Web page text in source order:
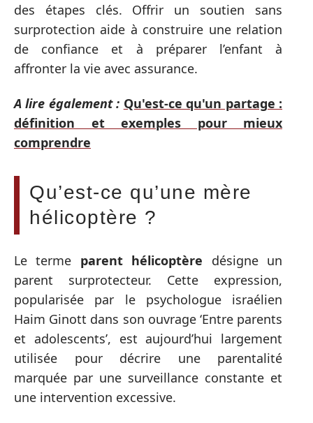
des étapes clés. Offrir un soutien sans
surprotection aide à construire une relation
de confiance et à préparer l’enfant à
affronter la vie avec assurance.
A lire également : Qu'est-ce qu'un partage :
définition et exemples pour mieux
comprendre
Qu’est-ce qu’une mère
hélicoptère ?
Le terme parent hélicoptère désigne un
parent surprotecteur. Cette expression,
popularisée par le psychologue israélien
Haim Ginott dans son ouvrage ‘Entre parents
et adolescents’, est aujourd’hui largement
utilisée pour décrire une parentalité
marquée par une surveillance constante et
une intervention excessive.